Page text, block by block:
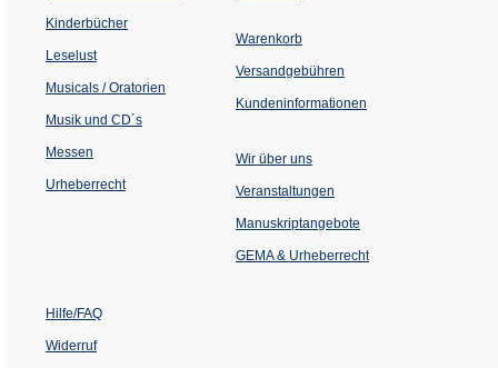
Kinderbücher
Leselust
Musicals / Oratorien
Musik und CD´s
Messen
Urheberrecht
Warenkorb
Versandgebühren
Kundeninformationen
Wir über uns
Veranstaltungen
einem
Tab)
Manuskriptangebote
GEMA & Urheberrecht
Hilfe/FAQ
Widerruf